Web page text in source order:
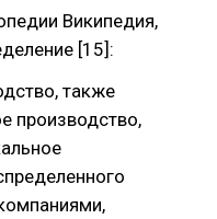
Википедия,
[15]:
также
производство,